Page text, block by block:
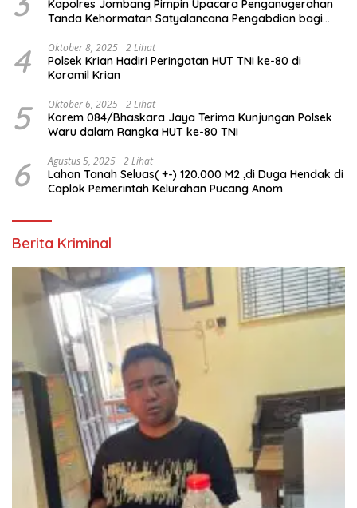
Kapolres Jombang Pimpin Upacara Penganugerahan
Tanda Kehormatan Satyalancana Pengabdian bagi
4 Oktober 8, 2025 2 Lihat
Polsek Krian Hadiri Peringatan HUT TNI ke-80 di
Koramil Krian
5 Oktober 6, 2025 2 Lihat
Korem 084/Bhaskara Jaya Terima Kunjungan Polsek
6 Agustus 5, 2025 2 Lihat
Lahan Tanah Seluas( +-) 120.000 M2 ,di Duga Hendak di
Caplok Pemerintah Kelurahan Pucang Anom
Berita Kriminal